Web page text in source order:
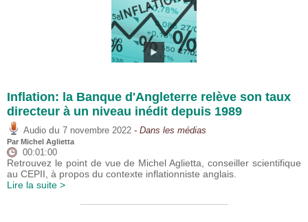
Inflation: la Banque d'Angleterre relève son taux
directeur à un niveau inédit depuis 1989
Audio du 7 novembre 2022 - Dans les médias
Par Michel Aglietta
00:01:00
Retrouvez le point de vue de Michel Aglietta, conseiller scientifique
au CEPII, à propos du contexte inflationniste anglais.
Lire la suite >